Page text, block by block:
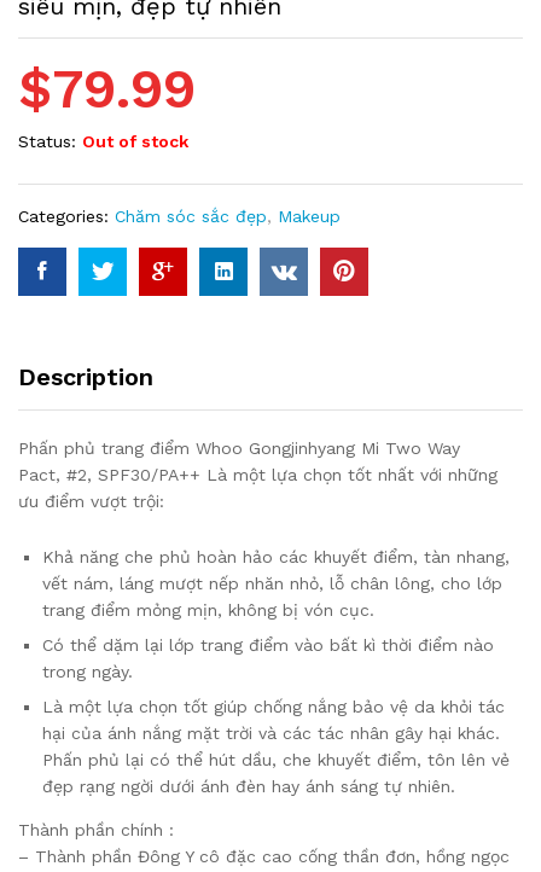
siêu mịn, đẹp tự nhiên
$79.99
Status: Out of stock
Categories: Chăm sóc sắc đẹp, Makeup
Description
Phấn phủ trang điểm Whoo Gongjinhyang Mi Two Way
Pact, #2, SPF30/PA++ Là một lựa chọn tốt nhất với những
ưu điểm vượt trội:
Khả năng che phủ hoàn hảo các khuyết điểm, tàn nhang,
vết nám, láng mượt nếp nhăn nhỏ, lỗ chân lông, cho lớp
trang điểm mỏng mịn, không bị vón cục.
Có thể dặm lại lớp trang điểm vào bất kì thời điểm nào
trong ngày.
Là một lựa chọn tốt giúp chống nắng bảo vệ da khỏi tác
hại của ánh nắng mặt trời và các tác nhân gây hại khác.
Phấn phủ lại có thể hút dầu, che khuyết điểm, tôn lên vẻ
đẹp rạng ngời dưới ánh đèn hay ánh sáng tự nhiên.
Thành phần chính :
– Thành phần Đông Y cô đặc cao cống thần đơn, hồng ngọc